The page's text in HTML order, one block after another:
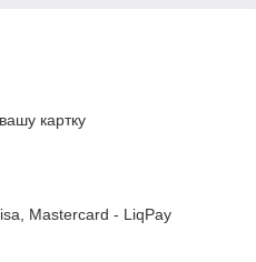
картку
Mastercard - LiqPay